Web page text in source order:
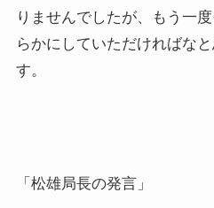
りませんでしたが、もう一
らかにしていただければな
す。
「松雄局長の発言」